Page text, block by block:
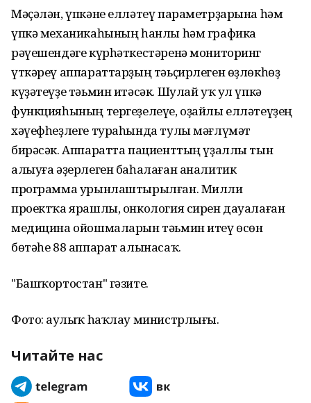
Мәҫәлән, үпкәне елләтеү параметрҙарына һәм
үпкә механикаһының һанлы һәм графика
рәүешендәге күрһәткестәренә мониторинг
үткәреү аппараттарҙың тәьҫирлеген өҙлөкһөҙ
күҙәтеүҙе тәьмин итәсәк. Шулай уҡ ул үпкә
функцияһының тергеҙелеүе, оҙайлы елләтеүҙең
хәүефһеҙлеге тураһында тулы мәғлүмәт
бирәсәк. Аппаратта пациенттың үҙаллы тын
алыуға әҙерлеген баһалаған аналитик
программа урынлаштырылған. Милли
проектҡа ярашлы, онкология сирен дауалаған
медицина ойошмаларын тәьмин итеү өсөн
бөтәһе 88 аппарат алынасаҡ.
"Башҡортостан" гәзите.
Фото: Һаулыҡ һаҡлау министрлығы.
Читайте нас